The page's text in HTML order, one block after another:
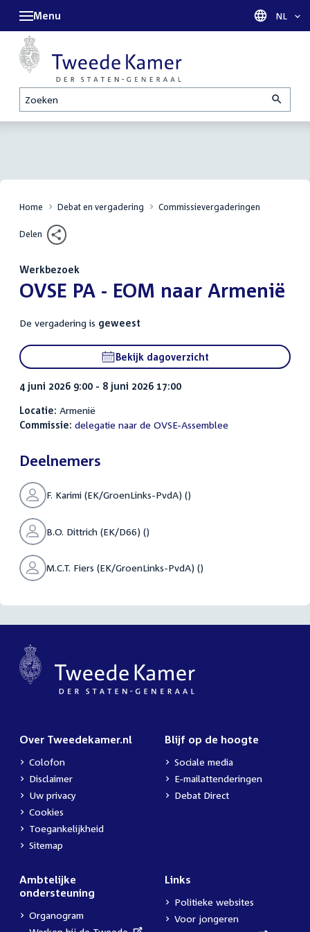
Zoeken
Menu Taal
NL
Home Debat en vergadering Commissievergaderingen
Delen
Werkbezoek
:OVSE PA - EOM naar Armenië
De vergadering is geweest
Bekijk dagoverzicht
4 juni 2026 9:00 - 8 juni 2026 17:00
Locatie: Armenië
Commissie: delegatie naar de OVSE-Assemblee
Deelnemers
F. Karimi (EK/GroenLinks-PvdA) ()
B.O. Dittrich (EK/D66) ()
M.C.T. Fiers (EK/GroenLinks-PvdA) ()
Over Tweedekamer.nl
Colofon
Disclaimer
Uw privacy
Cookies
Toegankelijkheid
Sitemap
Blijf op de hoogte
Sociale media
E-mailattenderingen
Debat Direct
Ambtelijke
ondersteuning
Organogram
Links
Politieke websites
Voor jongeren